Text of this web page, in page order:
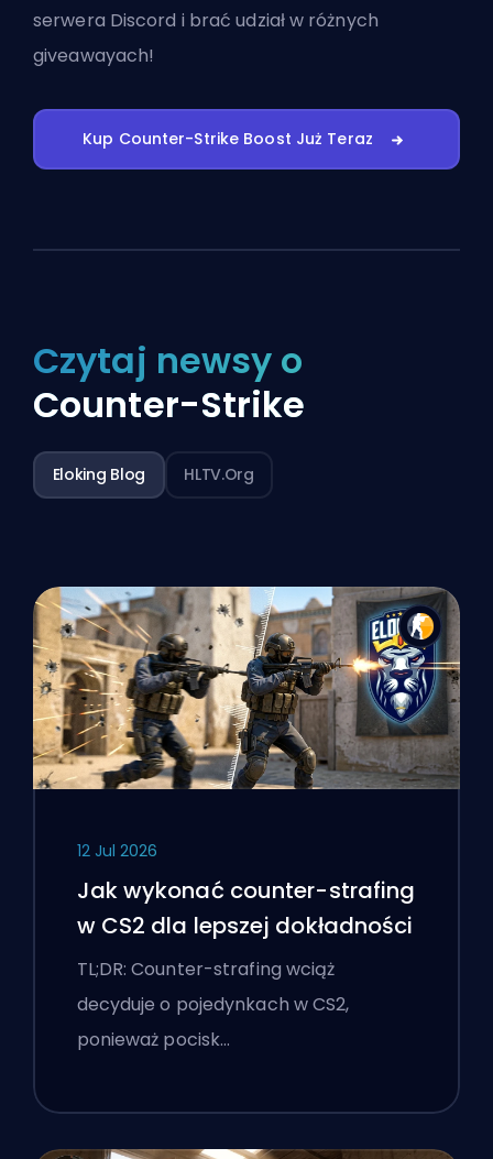
serwera Discord i brać udział w różnych
giveawayach!
Kup Counter-Strike Boost Już Teraz
Czytaj newsy o
Counter-Strike
Eloking Blog HLTV.org
12 Jul 2026
Jak wykonać counter-strafing
w CS2 dla lepszej dokładności
TL;DR: Counter-strafing wciąż
decyduje o pojedynkach w CS2,
ponieważ pocisk…